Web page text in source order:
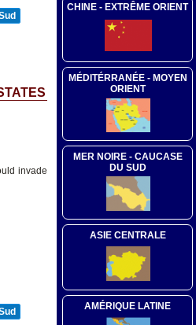
invade
CHINE - EXTRÊME ORIENT
MÉDITÉRRANÉE - MOYEN
ORIENT
MER NOIRE - CAUCASE
DU SUD
ASIE CENTRALE
AMÉRIQUE LATINE